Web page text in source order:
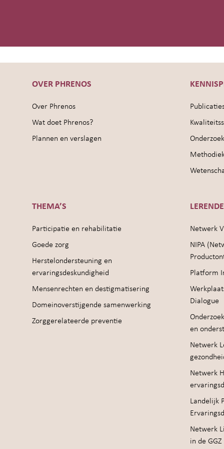
OVER PHRENOS
Over Phrenos
Wat doet Phrenos?
Plannen en verslagen
THEMA’S
Participatie en rehabilitatie
Goede zorg
Herstelondersteuning en
ervaringsdeskundigheid
Mensenrechten en destigmatisering
Domeinoverstijgende samenwerking
Zorggerelateerde preventie
Netwerk
NIPA
Platform
Dialogue
en
Netwerk
Netwerk
Landelijk
Netwerk
in de GGZ